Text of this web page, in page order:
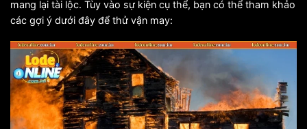
mang lại tài lộc. Tùy vào sự kiện cụ thể, bạn có thể tham khảo
các gợi ý dưới đây để thử vận may: